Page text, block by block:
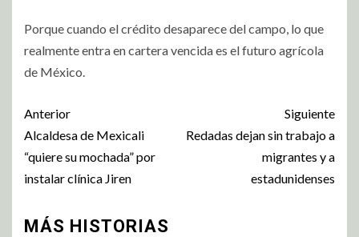
Porque cuando el crédito desaparece del campo, lo que
realmente entra en cartera vencida es el futuro agrícola
de México.
Anterior
Alcaldesa de Mexicali
“quiere su mochada” por
instalar clínica Jiren
Siguiente
Redadas dejan sin trabajo a
migrantes y a
estadunidenses
MÁS HISTORIAS